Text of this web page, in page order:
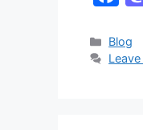
c
e
Blog